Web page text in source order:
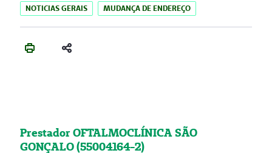
NOTICIAS GERAIS MUDANÇA DE ENDEREÇO
Prestador OFTALMOCLÍNICA SÃO
GONÇALO (55004164-2)